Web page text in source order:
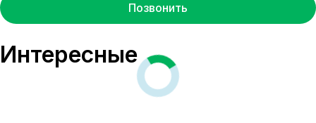
Позвонить
Интересные